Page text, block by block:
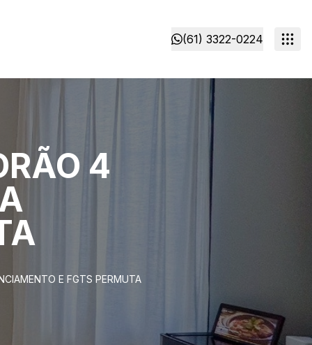
(61) 3322-0224
4
E FGTS PERMUTA